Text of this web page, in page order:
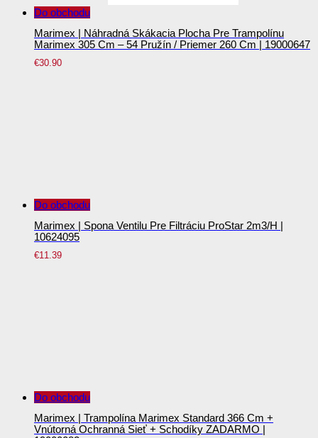
Do obchodu
Marimex | Náhradná Skákacia Plocha Pre Trampolínu
Marimex 305 Cm – 54 Pružín / Priemer 260 Cm | 19000647
€30.90
Do obchodu
Marimex | Spona Ventilu Pre Filtráciu ProStar 2m3/h |
10624095
€11.39
Do obchodu
Marimex | Trampolína Marimex Standard 366 Cm +
Vnútorná Ochranná Sieť + Schodíky ZADARMO |